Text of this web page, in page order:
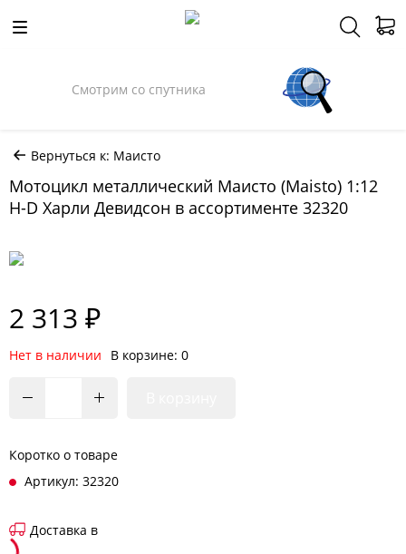
Смотрим со спутника
Вернуться к: Маисто
Мотоцикл металлический Маисто (Maisto) 1:12
H-D Харли Девидсон в ассортименте 32320
2 313 ₽
Нет в наличии В корзине: 0
Коротко о товаре
Артикул: 32320
Доставка в